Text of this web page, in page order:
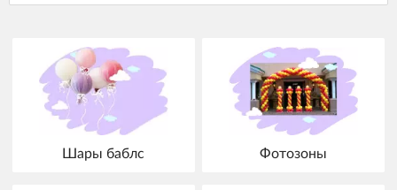
Шары баблс Фотозоны